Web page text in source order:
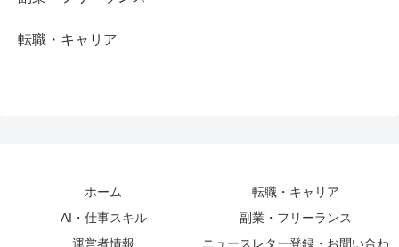
転職・キャリア
ホーム
転職・キャリア
AI・仕事スキル
副業・フリーランス
運営者情報
ニュースレター登録・お問い合わ